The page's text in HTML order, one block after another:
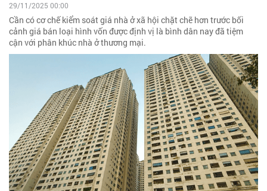
29/11/2025 00:00
Cần có cơ chế kiểm soát giá nhà ở xã hội chặt chẽ hơn trước bối
cảnh giá bán loại hình vốn được định vị là bình dân nay đã tiệm
cận với phân khúc nhà ở thương mại.